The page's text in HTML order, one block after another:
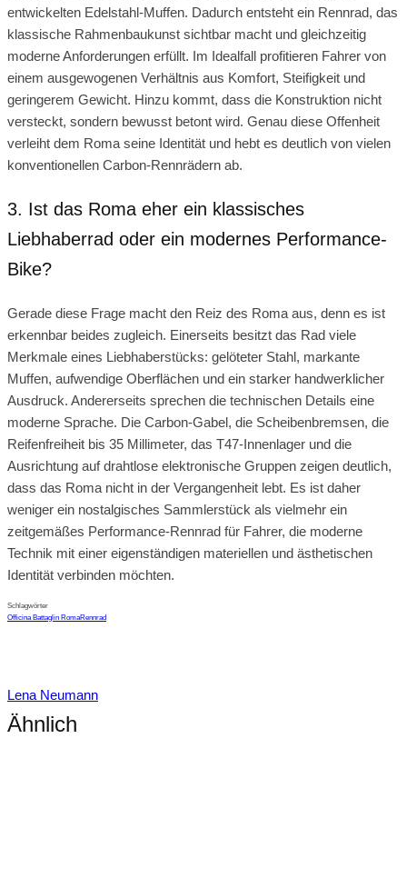
entwickelten Edelstahl-Muffen. Dadurch entsteht ein Rennrad, das
klassische Rahmenbaukunst sichtbar macht und gleichzeitig
moderne Anforderungen erfüllt. Im Idealfall profitieren Fahrer von
einem ausgewogenen Verhältnis aus Komfort, Steifigkeit und
geringerem Gewicht. Hinzu kommt, dass die Konstruktion nicht
versteckt, sondern bewusst betont wird. Genau diese Offenheit
verleiht dem Roma seine Identität und hebt es deutlich von vielen
konventionellen Carbon-Rennrädern ab.
3. Ist das Roma eher ein klassisches
Liebhaberrad oder ein modernes Performance-
Bike?
Gerade diese Frage macht den Reiz des Roma aus, denn es ist
erkennbar beides zugleich. Einerseits besitzt das Rad viele
Merkmale eines Liebhaberstücks: gelöteter Stahl, markante
Muffen, aufwendige Oberflächen und ein starker handwerklicher
Ausdruck. Andererseits sprechen die technischen Details eine
moderne Sprache. Die Carbon-Gabel, die Scheibenbremsen, die
Reifenfreiheit bis 35 Millimeter, das T47-Innenlager und die
Ausrichtung auf drahtlose elektronische Gruppen zeigen deutlich,
dass das Roma nicht in der Vergangenheit lebt. Es ist daher
weniger ein nostalgisches Sammlerstück als vielmehr ein
zeitgemäßes Performance-Rennrad für Fahrer, die moderne
Technik mit einer eigenständigen materiellen und ästhetischen
Identität verbinden möchten.
Schlagwörter
Officina Battaglin RomaRennrad
Lena Neumann
Ähnlich